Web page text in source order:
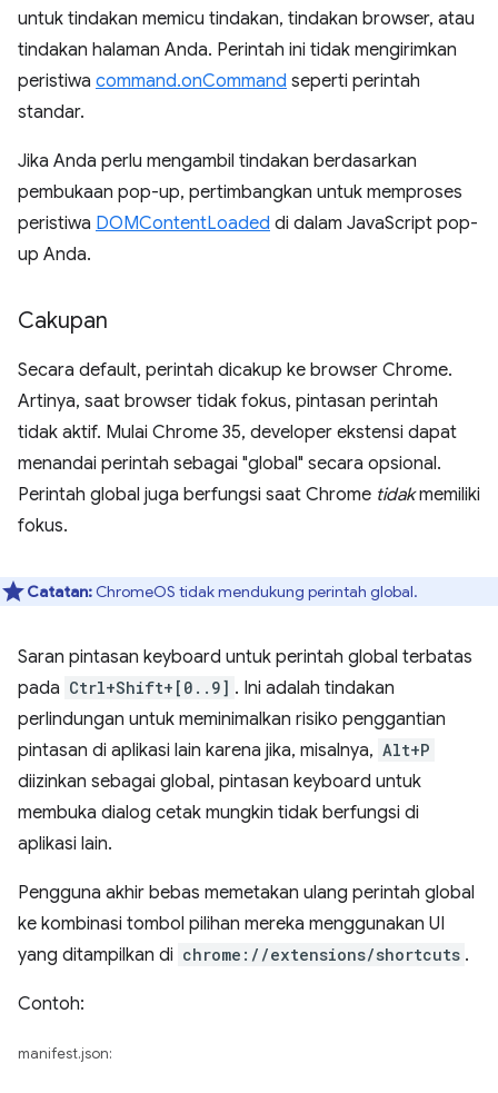
untuk tindakan memicu tindakan, tindakan browser, atau
tindakan halaman Anda. Perintah ini tidak mengirimkan
peristiwa command.onCommand seperti perintah
standar.
Jika Anda perlu mengambil tindakan berdasarkan
pembukaan pop-up, pertimbangkan untuk memproses
peristiwa DOMContentLoaded di dalam JavaScript pop-
up Anda.
Cakupan
Secara default, perintah dicakup ke browser Chrome.
Artinya, saat browser tidak fokus, pintasan perintah
tidak aktif. Mulai Chrome 35, developer ekstensi dapat
menandai perintah sebagai "global" secara opsional.
Perintah global juga berfungsi saat Chrome tidakmemiliki
fokus.
Catatan: ChromeOS tidak mendukung perintah global.
Saran pintasan keyboard untuk perintah global terbatas
pada Ctrl+Shift+[0..9] . Ini adalah tindakan
perlindungan untuk meminimalkan risiko penggantian
pintasan di aplikasi lain karena jika, misalnya, Alt+P
diizinkan sebagai global, pintasan keyboard untuk
membuka dialog cetak mungkin tidak berfungsi di
aplikasi lain.
Pengguna akhir bebas memetakan ulang perintah global
ke kombinasi tombol pilihan mereka menggunakan UI
yang ditampilkan di chrome://extensions/shortcuts .
Contoh:
manifest.json: